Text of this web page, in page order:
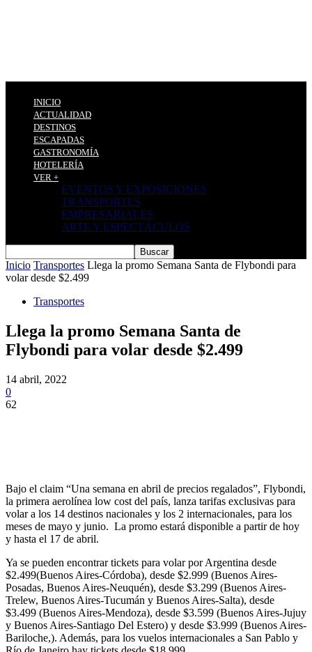
INICIO
ACTUALIDAD
DESTINOS
ESCAPADAS
GASTRONOMÍA
HOTELERÍA
VER +
EVENTOS Y EXPOSICIONES
TRANSPORTES
EMPRESARIALES
ARTE Y ESPECTÁCULOS
Inicio Transportes Llega la promo Semana Santa de Flybondi para
volar desde $2.499
Transportes
Llega la promo Semana Santa de
Flybondi para volar desde $2.499
14 abril, 2022
0
62
Bajo el claim “Una semana en abril de precios regalados”, Flybondi,
la primera aerolínea low cost del país, lanza tarifas exclusivas para
volar a los 14 destinos nacionales y los 2 internacionales, para los
meses de mayo y junio. La promo estará disponible a partir de hoy
y hasta el 17 de abril.
Ya se pueden encontrar tickets para volar por Argentina desde
$2.499(Buenos Aires-Córdoba), desde $2.999 (Buenos Aires-
Posadas, Buenos Aires-Neuquén), desde $3.299 (Buenos Aires-
Trelew, Buenos Aires-Tucumán y Buenos Aires-Salta), desde
$3.499 (Buenos Aires-Mendoza), desde $3.599 (Buenos Aires-Jujuy
y Buenos Aires-Santiago Del Estero) y desde $3.999 (Buenos Aires-
Bariloche,). Además, para los vuelos internacionales a San Pablo y